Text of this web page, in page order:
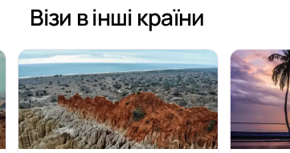
Візи в інші країни